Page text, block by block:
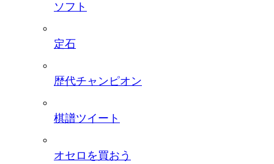
ソフト
定石
歴代チャンピオン
棋譜ツイート
オセロを買おう